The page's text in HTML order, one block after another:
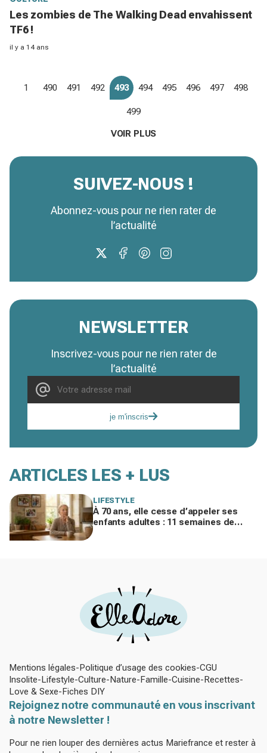
Les zombies de The Walking Dead envahissent
TF6 !
il y a 14 ans
1 490 491 492 493 494 495 496 497 498
499
VOIR PLUS
SUIVEZ-NOUS !
Abonnez-vous pour ne rien rater de
l’actualité
NEWSLETTER
Inscrivez-vous pour ne rien rater de
l’actualité
je m'inscris
ARTICLES LES + LUS
LIFESTYLE
À 70 ans, elle cesse d’appeler ses
enfants adultes : 11 semaines de
Mentions légales Politique d’usage des cookies CGU
Insolite Lifestyle Culture Nature Famille Cuisine Recettes
Love & Sexe Fiches DIY
Rejoignez notre communauté en vous inscrivant
à notre Newsletter !
Pour ne rien louper des dernières actus Mariefrance et rester à